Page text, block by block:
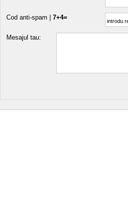
Cod anti-spam | 7+4=
Mesajul tau: